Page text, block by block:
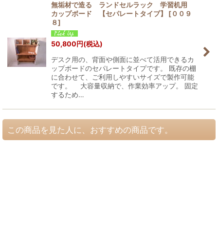
無垢材で造る ランドセルラック 学習机用
カップボード 【セパレートタイプ】
[００９
８]
50,800円(税込)
デスク用の、背面や側面に並べて活用できるカ
ップボードのセパレートタイプです。 既存の棚
に合わせて、ご利用しやすいサイズで製作可能
です。 大容量収納で、作業効率アップ。 固定
するため…
この商品を見た人に、おすすめの商品です。